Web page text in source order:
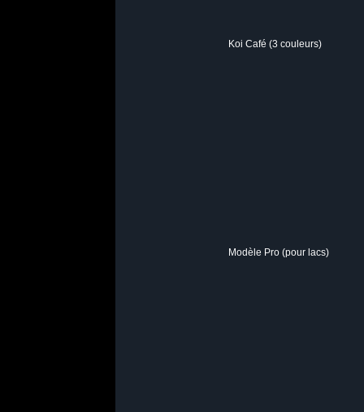
Koi Café (3 couleurs)
Modèle Pro (pour lacs)